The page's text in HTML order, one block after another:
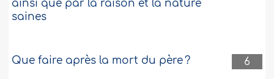
ainsi que par la raison et la nature
saines
6
Que faire après la mort du père ?